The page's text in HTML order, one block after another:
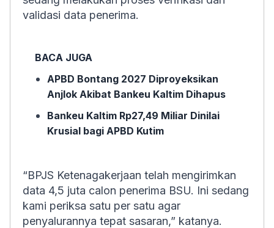
validasi data penerima.
BACA JUGA
APBD Bontang 2027 Diproyeksikan
Anjlok Akibat Bankeu Kaltim Dihapus
Bankeu Kaltim Rp27,49 Miliar Dinilai
Krusial bagi APBD Kutim
“BPJS Ketenagakerjaan telah mengirimkan
data 4,5 juta calon penerima BSU. Ini sedang
kami periksa satu per satu agar
penyalurannya tepat sasaran,” katanya.